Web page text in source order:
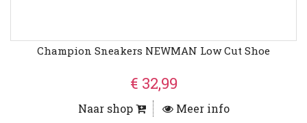
Champion Sneakers NEWMAN Low Cut Shoe
€ 32,99
Naar shop Meer info